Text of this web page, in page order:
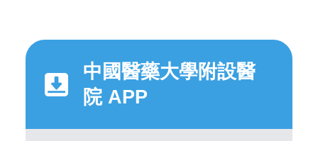
中國醫藥大學附設醫
院 APP